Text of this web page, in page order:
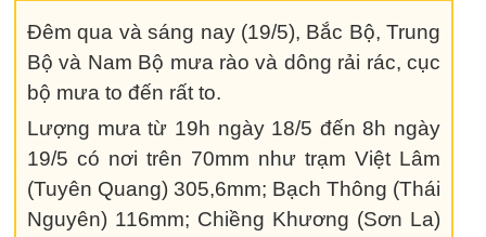
Đêm qua và sáng nay (19/5), Bắc Bộ, Trung
Bộ và Nam Bộ mưa rào và dông rải rác, cục
bộ mưa to đến rất to.
Lượng mưa từ 19h ngày 18/5 đến 8h ngày
19/5 có nơi trên 70mm như trạm Việt Lâm
(Tuyên Quang) 305,6mm; Bạch Thông (Thái
Nguyên) 116mm; Chiềng Khương (Sơn La)